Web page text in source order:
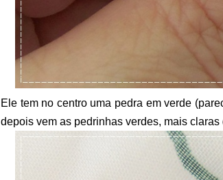
Ele tem no centro uma pedra em verde
depois vem as pedrinhas verdes, mais claras